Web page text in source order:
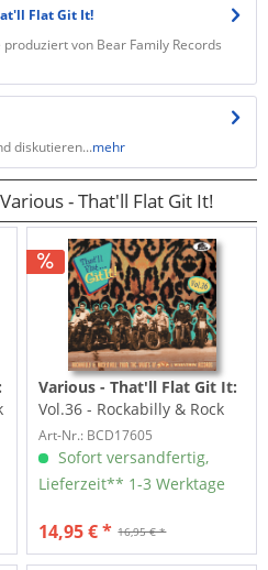
Flat Git It!
von Bear Family Records
diskutieren...mehr
- That'll Flat Git It!
Various - That'll Flat Git It:
Vol.36 - Rockabilly & Rock
'n' Roll From The...
Art-Nr.: BCD17605
Sofort versandfertig,
Lieferzeit** 1-3 Werktage
16,95 € *
14,95 € *